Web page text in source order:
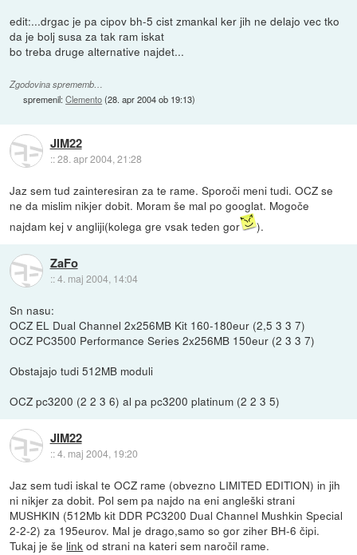
edit:...drgac je pa cipov bh-5 cist zmankal ker jih ne delajo vec tko
da je bolj susa za tak ram iskat
bo treba druge alternative najdet...
Zgodovina sprememb…
spremenil:Clemento(28. apr 2004 ob 19:13)
JIM22
::28. apr 2004, 21:28
Jaz sem tud zainteresiran za te rame. Sporoči meni tudi. OCZ se
ne da mislim nikjer dobit. Moram še mal po googlat. Mogoče
najdam kej v angliji(kolega gre vsak teden gor
).
ZaFo
::4. maj 2004, 14:04
Sn nasu:
OCZ EL Dual Channel 2x256MB Kit 160-180eur (2,5 3 3 7)
OCZ PC3500 Performance Series 2x256MB 150eur (2 3 3 7)
Obstajajo tudi 512MB moduli
OCZ pc3200 (2 2 3 6) al pa pc3200 platinum (2 2 3 5)
JIM22
::4. maj 2004, 19:20
Jaz sem tudi iskal te OCZ rame (obvezno LIMITED EDITION) in jih
ni nikjer za dobit. Pol sem pa najdo na eni angleški strani
MUSHKIN (512Mb kit DDR PC3200 Dual Channel Mushkin Special
2-2-2) za 195eurov. Mal je drago,samo so gor ziher BH-6 čipi.
Tukaj je še link od strani na kateri sem naročil rame.